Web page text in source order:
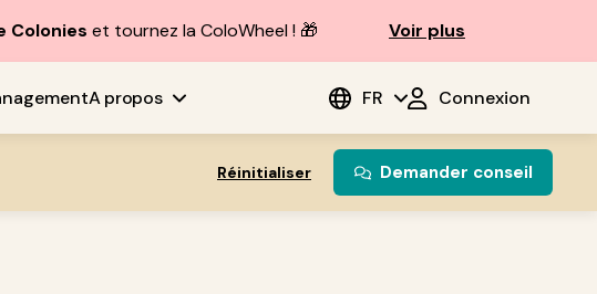
Colonies et tournez la ColoWheel ! 🎁 Voir plus
A propos FR Connexion
Réinitialiser Demander conseil